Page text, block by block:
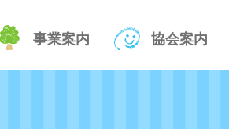
事業案内 協会案内